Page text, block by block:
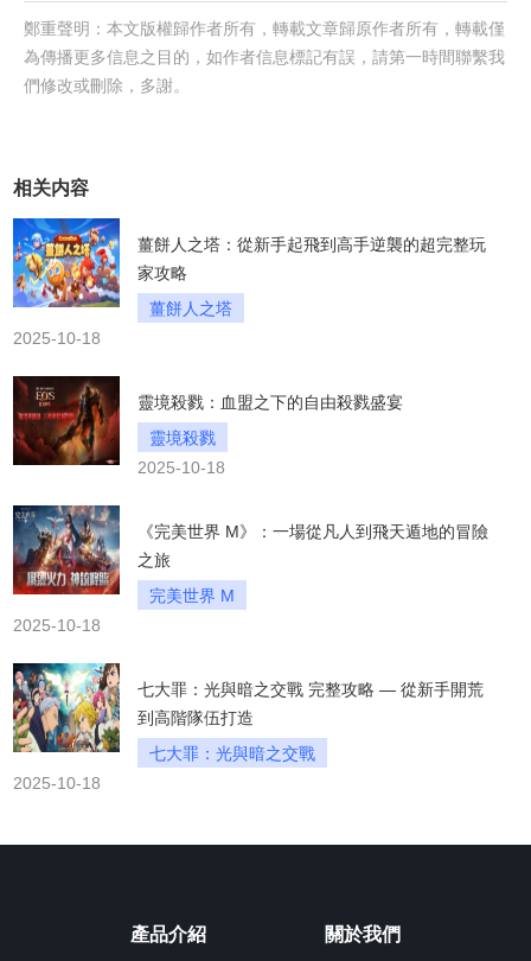
鄭重聲明：本文版權歸作者所有，轉載文章歸原作者所有，轉載僅
為傳播更多信息之目的，如作者信息標記有誤，請第一時間聯繫我
們修改或刪除，多謝。
相关内容
薑餅人之塔：從新手起飛到高手逆襲的超完整玩
家攻略
薑餅人之塔
2025-10-18
靈境殺戮：血盟之下的自由殺戮盛宴
靈境殺戮
2025-10-18
《完美世界 M》：一場從凡人到飛天遁地的冒險
之旅
完美世界 M
2025-10-18
七大罪：光與暗之交戰 完整攻略 — 從新手開荒
到高階隊伍打造
七大罪：光與暗之交戰
2025-10-18
產品介紹 關於我們